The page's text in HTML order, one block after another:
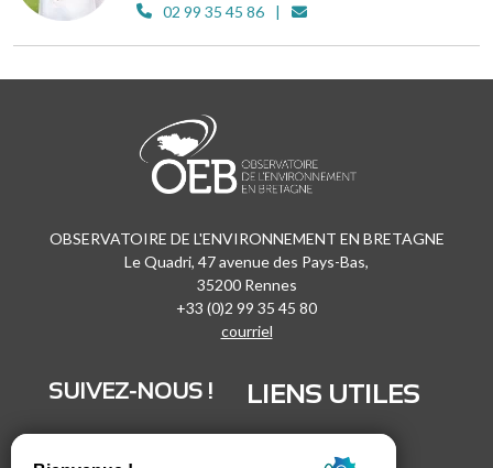
02 99 35 45 86
OBSERVATOIRE DE L'ENVIRONNEMENT EN BRETAGNE
Le Quadri, 47 avenue des Pays-Bas,
35200 Rennes
+33 (0)2 99 35 45 80
courriel
SUIVEZ-NOUS ! LIENS UTILES